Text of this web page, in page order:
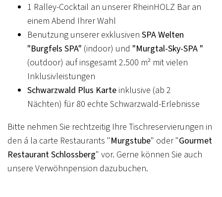
1 Ralley-Cocktail an unserer RheinHOLZ Bar an
einem Abend Ihrer Wahl
Benutzung unserer exklusiven SPA Welten
"Burgfels SPA" (indoor) und "Murgtal-Sky-SPA "
(outdoor) auf insgesamt 2.500 m² mit vielen
Inklusivleistungen
Schwarzwald Plus Karte inklusive (ab 2
Nächten) für 80 echte Schwarzwald-Erlebnisse
Bitte nehmen Sie rechtzeitig Ihre Tischreservierungen in
den á la carte Restaurants "Murgstube" oder "Gourmet
Restaurant Schlossberg" vor. Gerne können Sie auch
unsere Verwöhnpension dazubuchen.
KULINARISCHER KALENDER
THE CHEF'S BEST
The Chef's Best - unsere Backstage Party - Jörg &
Nico Sackmann rocken samt Team unsere
Küchenwerkstatt
Beitrag ansehen